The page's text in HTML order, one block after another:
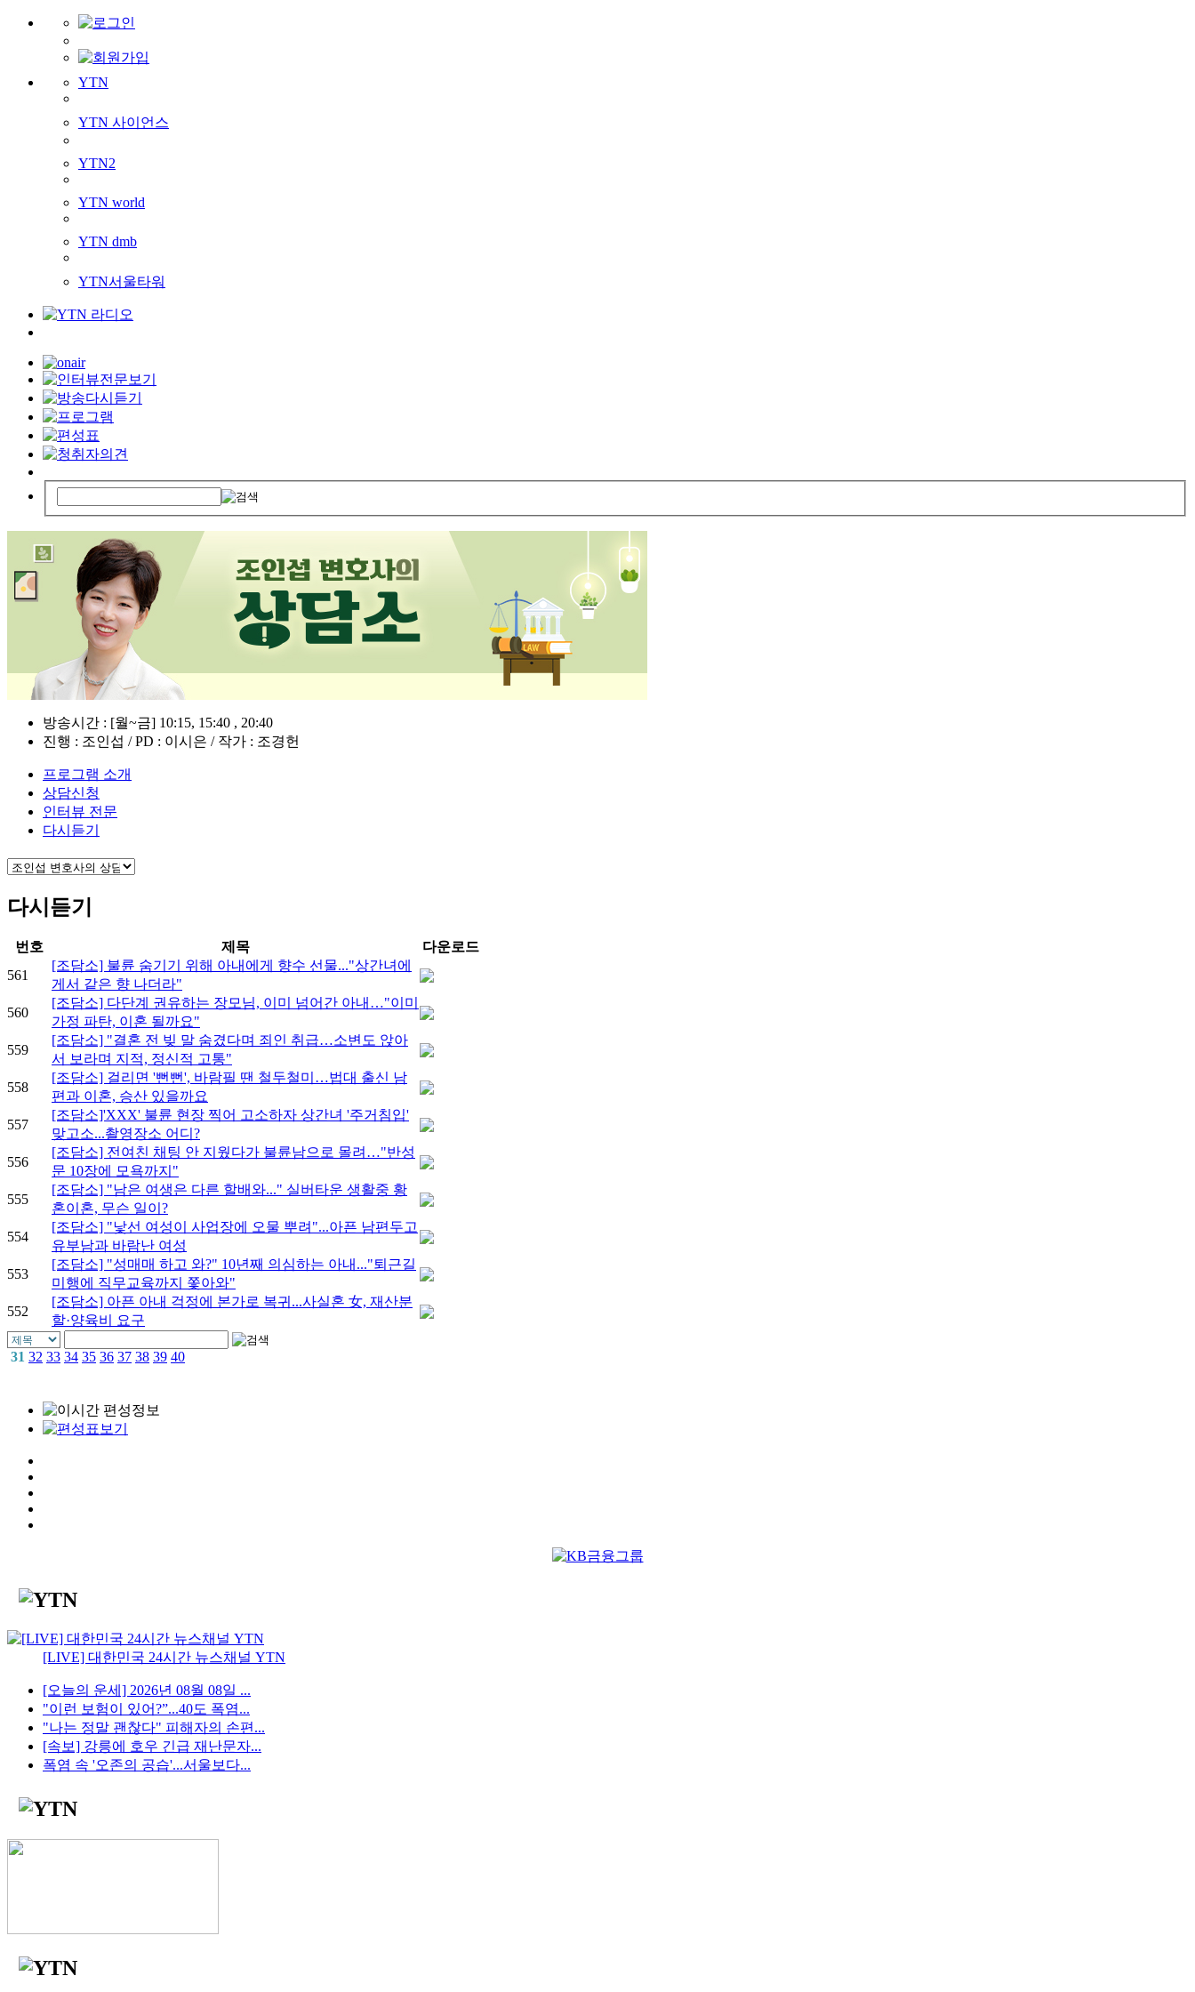
YTN
YTN 사이언스
YTN2
YTN world
YTN dmb
YTN서울타워
방송시간 : [월~금] 10:15, 15:40 , 20:40
진행 : 조인섭 / PD : 이시은 / 작가 : 조경헌
프로그램 소개
상담신청
인터뷰 전문
다시듣기
다시듣기
번호 제목
다운로드
561
[조담소] 불륜 숨기기 위해 아내에게 향수 선물..."상간녀에
게서 같은 향 나더라"
560
[조담소] 다단계 권유하는 장모님, 이미 넘어간 아내…"이미
가정 파탄, 이혼 될까요"
559
[조담소] "결혼 전 빚 말 숨겼다며 죄인 취급…소변도 앉아
서 보라며 지적, 정신적 고통"
558
[조담소] 걸리면 '뻔뻔', 바람필 땐 철두철미…법대 출신 남
편과 이혼, 승산 있을까요
557
[조담소]'XXX' 불륜 현장 찍어 고소하자 상간녀 '주거침입'
맞고소...촬영장소 어디?
556
[조담소] 전여친 채팅 안 지웠다가 불륜남으로 몰려…"반성
문 10장에 모욕까지"
555
[조담소] "남은 여생은 다른 할배와..." 실버타운 생활중 황
혼이혼, 무슨 일이?
554
[조담소] "낯선 여성이 사업장에 오물 뿌려"...아픈 남편두고
유부남과 바람난 여성
553
[조담소] "성매매 하고 와?" 10년째 의심하는 아내..."퇴근길
미행에 직무교육까지 쫓아와"
552
[조담소] 아픈 아내 걱정에 본가로 복귀...사실혼 女, 재산분
할·양육비 요구
31 32 33 34 35 36 37 38 39 40
[LIVE] 대한민국 24시간 뉴스채널 YTN
[오늘의 운세] 2026년 08월 08일 ...
"이런 보험이 있어?”...40도 폭염...
"나는 정말 괜찮다" 피해자의 손편...
[속보] 강릉에 호우 긴급 재난문자...
폭염 속 '오존의 공습'...서울보다...